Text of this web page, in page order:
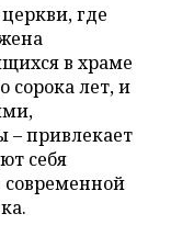
где
в храме
сорока лет, и
– привлекает
себя